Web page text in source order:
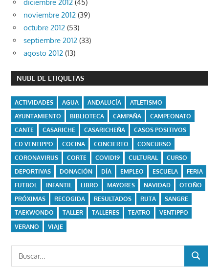
diciembre 2012 (45)
noviembre 2012 (39)
octubre 2012 (53)
septiembre 2012 (33)
agosto 2012 (13)
NUBE DE ETIQUETAS
ACTIVIDADES AGUA ANDALUCÍA
ATLETISMO
AYUNTAMIENTO
BIBLIOTECA CAMPAÑA
CAMPEONATO
CANTE
CASARICHE CASARICHEÑA
CASOS POSITIVOS
CD VENTIPPO
COCINA CONCIERTO
CONCURSO
CORONAVIRUS
CORTE COVID19 CULTURAL
CURSO
DEPORTIVAS
DONACIÓN DÍA EMPLEO ESCUELA
FERIA
FUTBOL
INFANTIL LIBRO MAYORES NAVIDAD
OTOÑO
PRÓXIMAS
RECOGIDA RESULTADOS RUTA
SANGRE
TAEKWONDO
TALLER TALLERES TEATRO
VENTIPPO
VERANO
VIAJE
BUSCAR